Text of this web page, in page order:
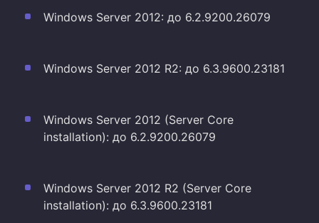
Windows Server 2012: до 6.2.9200.26079
Windows Server 2012 R2: до 6.3.9600.23181
Windows Server 2012 (Server Core
installation): до 6.2.9200.26079
Windows Server 2012 R2 (Server Core
installation): до 6.3.9600.23181